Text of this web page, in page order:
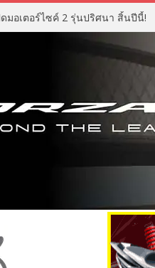
ดมอเตอร์ไซค์ 2 รุ่นปริศนา สิ้นปีนี้!